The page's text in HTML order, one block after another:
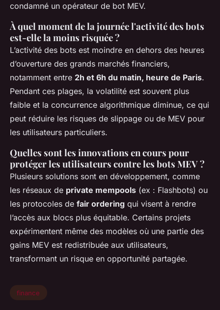
condamné un opérateur de bot MEV.
À quel moment de la journée l'activité des bots
est-elle la moins risquée ?
L’activité des bots est moindre en dehors des heures
d’ouverture des grands marchés financiers,
notamment entre 2h et 6h du matin, heure de Paris.
Pendant ces plages, la volatilité est souvent plus
faible et la concurrence algorithmique diminue, ce qui
peut réduire les risques de slippage ou de MEV pour
les utilisateurs particuliers.
Quelles sont les innovations en cours pour
protéger les utilisateurs contre les bots MEV ?
Plusieurs solutions sont en développement, comme
les réseaux de private mempools (ex : Flashbots) ou
les protocoles de fair ordering qui visent à rendre
l’accès aux blocs plus équitable. Certains projets
expérimentent même des modèles où une partie des
gains MEV est redistribuée aux utilisateurs,
transformant un risque en opportunité partagée.
finance